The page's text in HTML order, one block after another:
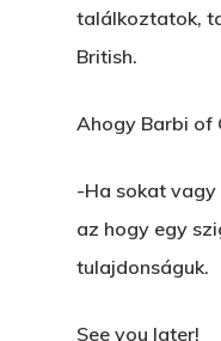
találkoztatok,
British.
Ahogy Barbi of
-Ha sokat
az hogy egy
tulajdonságuk.
See you later!